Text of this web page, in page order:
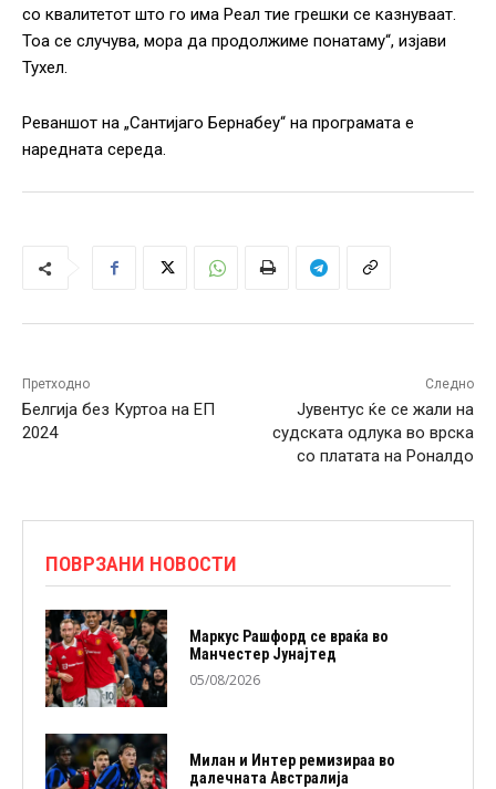
со квалитетот што го има Реал тие грешки се казнуваат.
Тоа се случува, мора да продолжиме понатаму“, изјави
Тухел.
Реваншот на „Сантијаго Бернабеу“ на програмата е
наредната середа.
Претходно
Белгија без Куртоа на ЕП
2024
Следно
Јувентус ќе се жали на
судската одлука во врска
со платата на Роналдо
ПОВРЗАНИ НОВОСТИ
Маркус Рашфорд се враќа во
Манчестер Јунајтед
05/08/2026
Милан и Интер ремизираа во
далечната Австралија